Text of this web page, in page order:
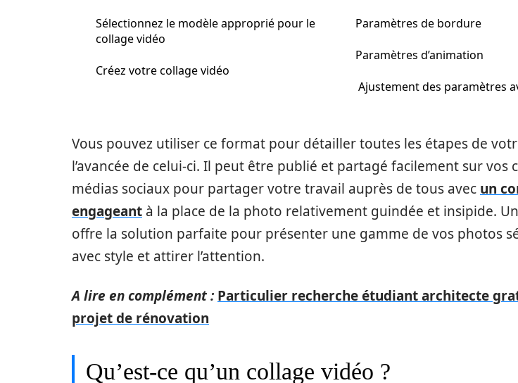
Sélectionnez le modèle approprié pour le
collage vidéo
Créez votre collage vidéo
Paramètres de bordure
Paramètres d’animation
Ajustement des paramètres
Vous pouvez utiliser ce format pour détailler toutes les étapes de
l’avancée de celui-ci. Il peut être publié et partagé facilement sur vos
médias sociaux pour partager votre travail auprès de tous avec un
engageant à la place de la photo relativement guindée et insipide.
offre la solution parfaite pour présenter une gamme de vos photos
avec style et attirer l’attention.
A lire en complément : Particulier recherche étudiant architecte
projet de rénovation
Qu’est-ce qu’un collage vidéo ?